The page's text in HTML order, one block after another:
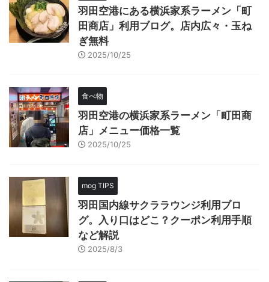
羽田空港にある横浜家系ラーメン「町
田商店」利用ブログ。店内広々・玉ね
ぎ無料
2025/10/25
食べ物
羽田空港の横浜家系ラーメン「町田商
店」メニュー価格一覧
2025/10/25
mog TIPS
羽田国内線サクララウンジ利用ブロ
グ。入り口はどこ？クーポン利用手順
など解説
2025/8/3